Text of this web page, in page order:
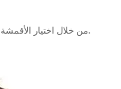
من خلال اختيار الأقمشة المتوافقة للربط بعناية، تحافظ كل لوحة على الشكل وسلامة الألوان وجودة اللمس، مما يضمن طول العمر والراحة.